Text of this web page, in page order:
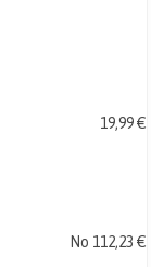
19,99 €
No 112,23 €